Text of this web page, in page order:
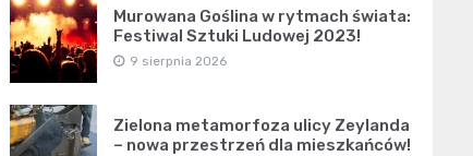
Murowana Goślina w rytmach świata:
Festiwal Sztuki Ludowej 2023!
9 sierpnia 2026
Zielona metamorfoza ulicy Zeylanda
– nowa przestrzeń dla mieszkańców!